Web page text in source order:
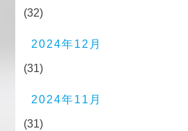
(32)
2024年12月
(31)
2024年11月
(31)